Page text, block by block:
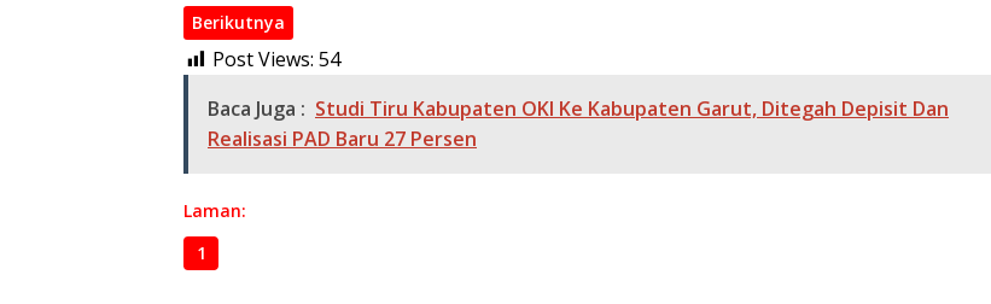
Berikutnya
Post Views: 54
Baca Juga : Studi Tiru Kabupaten OKI Ke Kabupaten Garut, Ditegah Depisit Dan
Realisasi PAD Baru 27 Persen
Laman:
1